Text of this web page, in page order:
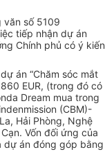
văn số 5109
tiếp nhận dự án
Chính phủ có ý kiến
án “Chăm sóc mắt
EUR, (trong đó có
Dream mua trong
(CBM)-
Hải Phòng, Nghệ
Vốn đối ứng của
dự án đóng góp bằng